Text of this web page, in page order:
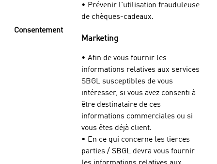
• Prévenir l'utilisation frauduleuse
de chèques-cadeaux.
Consentement
Marketing
• Afin de vous fournir les
informations relatives aux services
SBGL susceptibles de vous
intéresser, si vous avez consenti à
être destinataire de ces
informations commerciales ou si
vous êtes déjà client.
• En ce qui concerne les tierces
parties / SBGL devra vous fournir